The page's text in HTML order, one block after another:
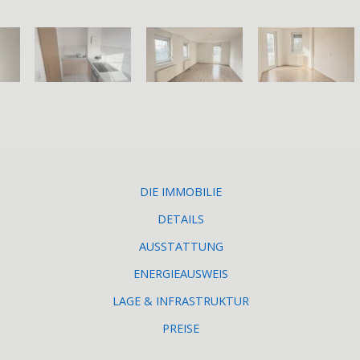
DIE IMMOBILIE
DETAILS
AUSSTATTUNG
ENERGIEAUSWEIS
LAGE & INFRASTRUKTUR
PREISE